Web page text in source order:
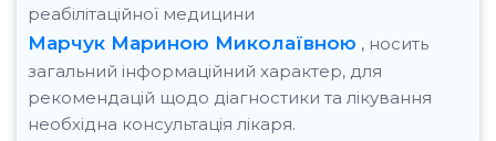
реабілітаційної медицини
Марчук Мариною Миколаївною , носить
загальний інформаційний характер, для
рекомендацій щодо діагностики та лікування
необхідна консультація лікаря.